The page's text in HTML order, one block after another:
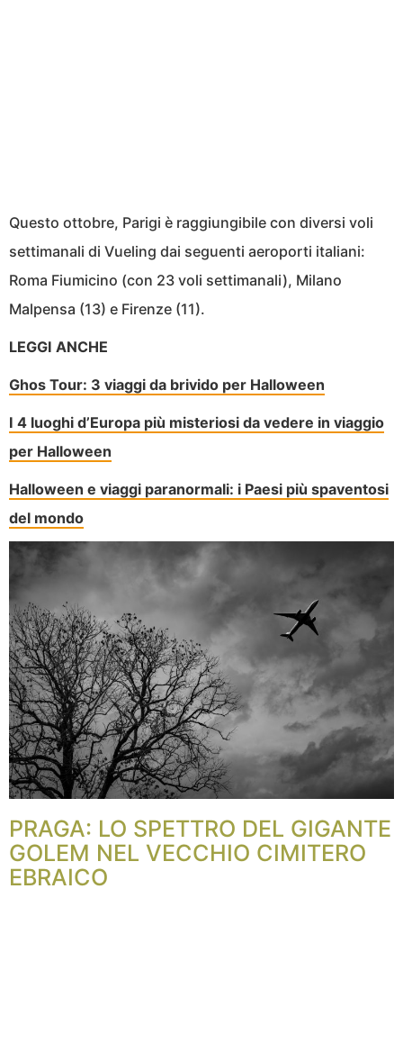
Questo ottobre, Parigi è raggiungibile con diversi voli
settimanali di Vueling dai seguenti aeroporti italiani:
Roma Fiumicino (con 23 voli settimanali), Milano
Malpensa (13) e Firenze (11).
LEGGI ANCHE
Ghos Tour: 3 viaggi da brivido per Halloween
I 4 luoghi d’Europa più misteriosi da vedere in viaggio
per Halloween
Halloween e viaggi paranormali: i Paesi più spaventosi
del mondo
PRAGA: LO SPETTRO DEL GIGANTE
GOLEM NEL VECCHIO CIMITERO
EBRAICO